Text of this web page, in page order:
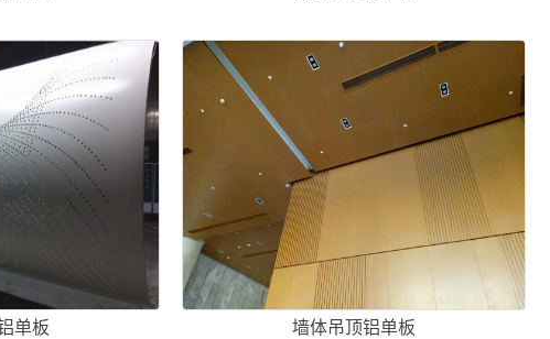
单板 墙体吊顶铝单板